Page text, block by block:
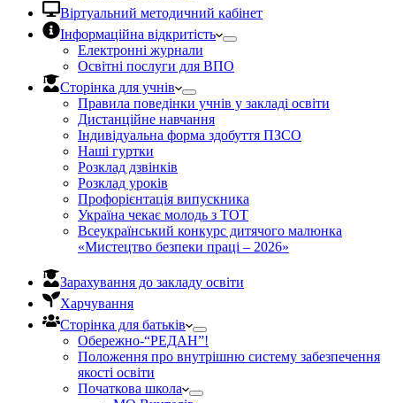
Віртуальний методичний кабінет
Інформаційна відкритість
Електронні журнали
Освітні послуги для ВПО
Сторінка для учнів
Правила поведінки учнів у закладі освіти
Дистанційне навчання
Індивідуальна форма здобуття ПЗСО
Наші гуртки
Розклад дзвінків
Розклад уроків
Профорієнтація випускника
Україна чекає молодь з ТОТ
Всеукраїнський конкурс дитячого малюнка
«Мистецтво безпеки праці – 2026»
Зарахування до закладу освіти
Харчування
Сторінка для батьків
Обережно-“РЕДАН”!
Положення про внутрішню систему забезпечення
якості освіти
Початкова школа